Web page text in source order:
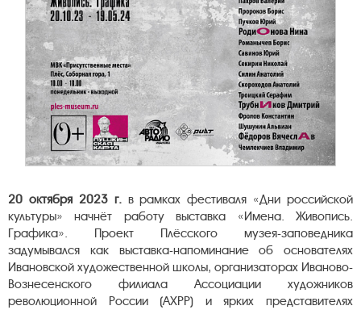
20 октября 2023 г.в рамках фестиваля «Дни российской
культуры» начнёт работу выставка «Имена. Живопись.
Графика». Проект Плёсского музея-заповедника
задумывался как выставка-напоминание об основателях
Ивановской художественной школы, организаторах Иваново-
Вознесенского филиала Ассоциации художников
революционной России (АХРР) и ярких представителях